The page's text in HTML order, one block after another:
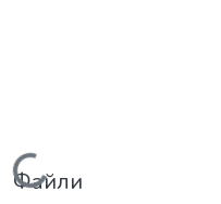
Вантажиться...
Файли